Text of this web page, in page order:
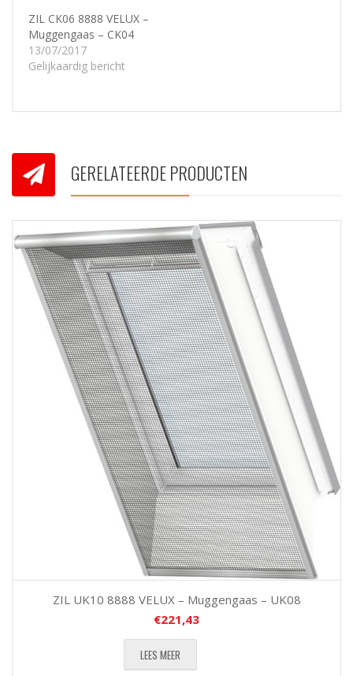
ZIL CK06 8888 VELUX –
Muggengaas – CK04
13/07/2017
Gelijkaardig bericht
GERELATEERDE PRODUCTEN
ZIL UK10 8888 VELUX – Muggengaas – UK08
€221,43
LEES MEER